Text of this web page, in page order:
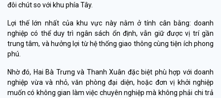
đôi chút so với khu phía Tây.
Lợi thế lớn nhất của khu vực này nằm ở tính cân bằng: doanh
nghiệp có thể duy trì ngân sách ổn định, vẫn giữ được vị trí gần
trung tâm, và hưởng lợi từ hệ thống giao thông cùng tiện ích phong
phú.
Nhờ đó, Hai Bà Trưng và Thanh Xuân đặc biệt phù hợp với doanh
nghiệp vừa và nhỏ, văn phòng đại diện, hoặc đơn vị khởi nghiệp
muốn có không gian làm việc chuyên nghiệp mà không phải chi trả